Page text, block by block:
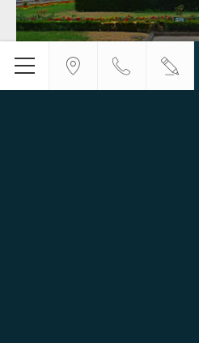
Menú
Centros